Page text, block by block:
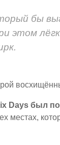
бы
этом
Days был
местах,